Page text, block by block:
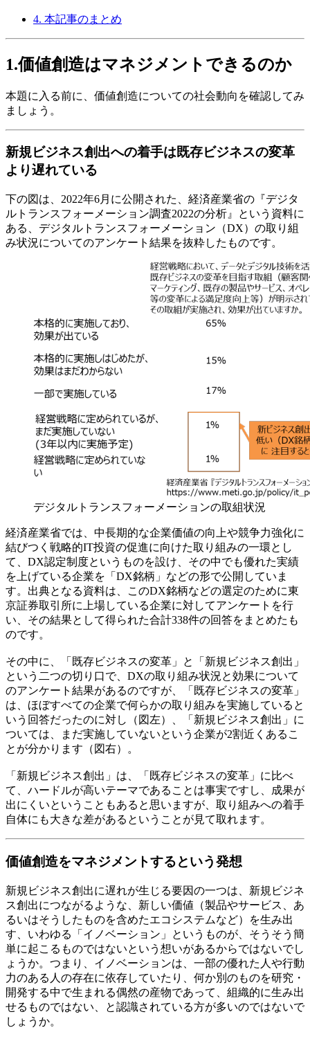
4. 本記事のまとめ
1.価値創造はマネジメントできるのか
本題に入る前に、価値創造についての社会動向を確認してみ
ましょう。
新規ビジネス創出への着手は既存ビジネスの変革
より遅れている
下の図は、2022年6月に公開された、経済産業省の『デジタ
ルトランスフォーメーション調査2022の分析』という資料に
ある、デジタルトランスフォーメーション（DX）の取り組
み状況についてのアンケート結果を抜粋したものです。
デジタルトランスフォーメーションの取組状況
経済産業省では、中長期的な企業価値の向上や競争力強化に
結びつく戦略的IT投資の促進に向けた取り組みの一環とし
て、DX認定制度というものを設け、その中でも優れた実績
を上げている企業を「DX銘柄」などの形で公開していま
す。出典となる資料は、このDX銘柄などの選定のために東
京証券取引所に上場している企業に対してアンケートを行
い、その結果として得られた合計338件の回答をまとめたも
のです。
その中に、「既存ビジネスの変革」と「新規ビジネス創出」
という二つの切り口で、DXの取り組み状況と効果について
のアンケート結果があるのですが、「既存ビジネスの変革」
は、ほぼすべての企業で何らかの取り組みを実施していると
いう回答だったのに対し（図左）、「新規ビジネス創出」に
ついては、まだ実施していないという企業が2割近くあるこ
とが分かります（図右）。
「新規ビジネス創出」は、「既存ビジネスの変革」に比べ
て、ハードルが高いテーマであることは事実ですし、成果が
出にくいということもあると思いますが、取り組みへの着手
自体にも大きな差があるということが見て取れます。
価値創造をマネジメントするという発想
新規ビジネス創出に遅れが生じる要因の一つは、新規ビジネ
ス創出につながるような、新しい価値（製品やサービス、あ
るいはそうしたものを含めたエコシステムなど）を生み出
す、いわゆる「イノベーション」というものが、そうそう簡
単に起こるものではないという想いがあるからではないでし
ょうか。つまり、イノベーションは、一部の優れた人や行動
力のある人の存在に依存していたり、何か別のものを研究・
開発する中で生まれる偶然の産物であって、組織的に生み出
せるものではない、と認識されている方が多いのではないで
しょうか。